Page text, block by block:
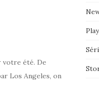
votre été. De
Los Angeles, on